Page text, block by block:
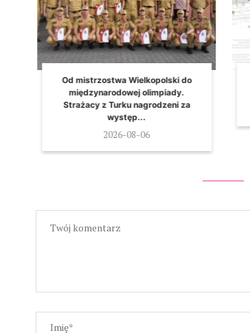
Od mistrzostwa Wielkopolski do
międzynarodowej olimpiady.
Strażacy z Turku nagrodzeni za
występ...
2026-08-06